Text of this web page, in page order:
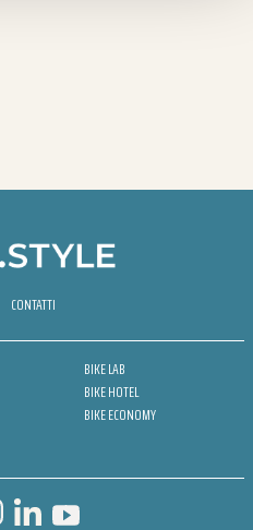
CONTATTI
BIKE LAB
BIKE HOTEL
BIKE ECONOMY